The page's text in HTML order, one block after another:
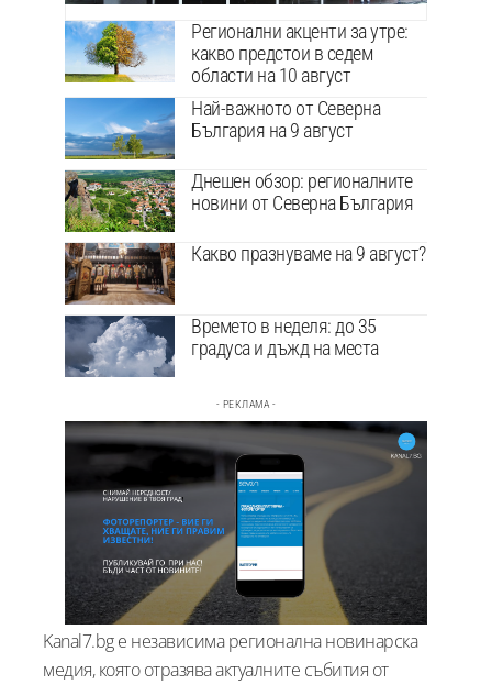
Регионални акценти за утре:
какво предстои в седем
области на 10 август
Най-важното от Северна
България на 9 август
Днешен обзор: регионалните
новини от Северна България
Какво празнуваме на 9 август?
Времето в неделя: до 35
градуса и дъжд на места
- РЕКЛАМА -
Kanal7.bg е независима регионална новинарска
медия, която отразява актуалните събития от